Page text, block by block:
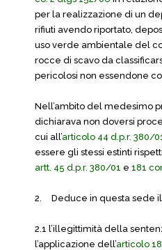
per la realizzazione di un
rifiuti avendo riportato,
uso verde ambientale del
rocce di scavo da
pericolosi non essendone
Nell’ambito del medesimo
dichiarava non doversi
cui all’articolo 44 d.p.r. 380/
essere gli stessi estinti
artt. 45 d.p.r. 380/01 e 181
2. Deduce in questa sede
2.1 l’illegittimità della
l’applicazione dell’articolo